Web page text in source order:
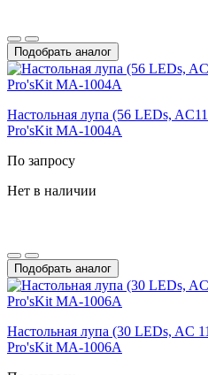
Подобрать аналог
Настольная лупа (56 LEDs,
Pro'sKit MA-1004A
По запросу
Нет в наличии
Подобрать аналог
Настольная лупа (30 LEDs, AC
Pro'sKit MA-1006A